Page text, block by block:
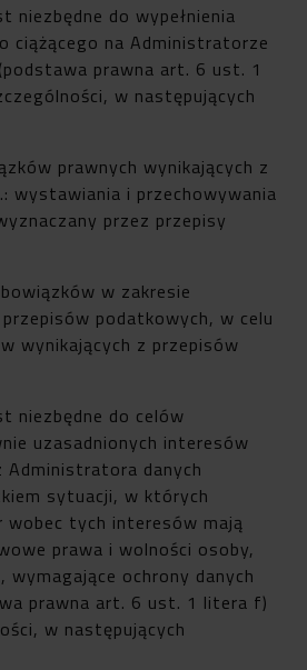
niezbędne do wypełnienia
ciążącego na Administratorze
prawna art. 6 ust. 1
w następujących
prawnych wynikających z
wystawiania i przechowywania
przez przepisy
w zakresie
podatkowych, w celu
wynikających z przepisów
niezbędne do celów
uzasadnionych interesów
Administratora danych
sytuacji, w których
wobec tych interesów mają
prawa i wolności osoby,
ochrony danych
prawna art. 6 ust. 1 litera f)
w następujących